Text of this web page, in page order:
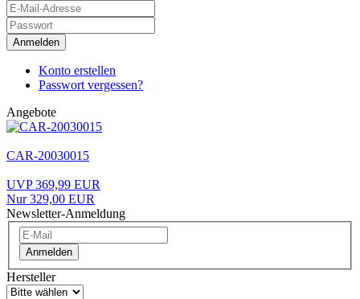
Anmelden
Konto erstellen
Passwort vergessen?
Angebote
CAR-20030015
UVP 369,99 EUR
Nur 329,00 EUR
Newsletter-Anmeldung
Anmelden
Hersteller